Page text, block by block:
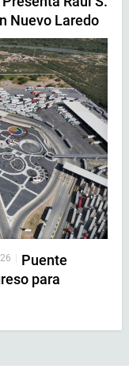
Nuevo Laredo
Puente
para